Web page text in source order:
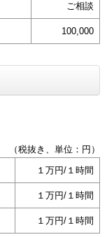
ご相談
100,000
（税抜き、単位：円）
１万円/１時間
１万円/１時間
１万円/１時間